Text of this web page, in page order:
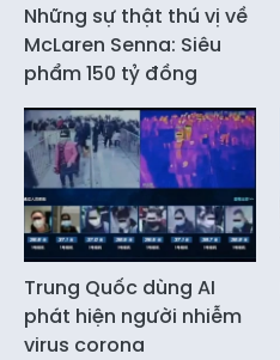
Những sự thật thú vị về
McLaren Senna: Siêu
phẩm 150 tỷ đồng
Trung Quốc dùng AI
phát hiện người nhiễm
virus corona